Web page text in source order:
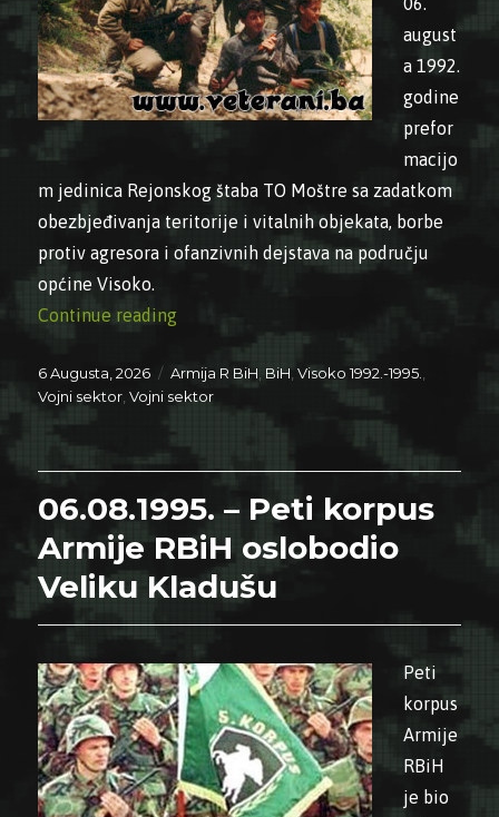
august
a 1992.
godine
prefor
macijo
m jedinica Rejonskog štaba TO Moštre sa zadatkom
obezbjeđivanja teritorije i vitalnih objekata, borbe
protiv agresora i ofanzivnih dejstava na području
općine Visoko.
Continue reading
Posted
on
6 Augusta, 2026 Categories
Armija R BiH BiH ,Visoko 1992.-1995.
Vojni sektor ,Vojni sektor
06.08.1995. – Peti korpus
Armije RBiH oslobodio
Veliku Kladušu
Peti
korpus
Armije
RBiH
je bio